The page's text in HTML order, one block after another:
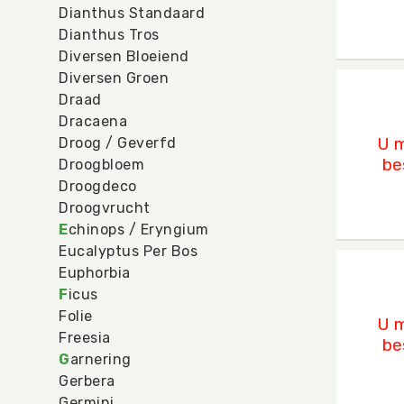
Dianthus Standaard
Dianthus Tros
Diversen Bloeiend
Diversen Groen
Draad
Dracaena
Droog / Geverfd
Droogbloem
Droogdeco
Droogvrucht
Echinops / Eryngium
Eucalyptus Per Bos
Euphorbia
Ficus
Folie
Freesia
Garnering
Gerbera
U
U
U
U